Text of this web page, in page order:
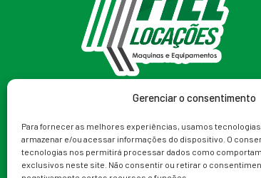
Gerenciar o consentimento
Para fornecer as melhores experiências, usamos
armazenar e/ou acessar informações do dispositivo. O
tecnologias nos permitirá processar dados como
exclusivos neste site. Não consentir ou retirar o
Redes Sociais Telefone
(79)